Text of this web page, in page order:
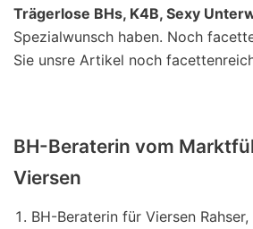
Trägerlose BHs, K4B, Sexy
Spezialwunsch haben. Noch
Sie unsre Artikel noch
BH-Beraterin vom
Viersen
BH-Beraterin für Viersen